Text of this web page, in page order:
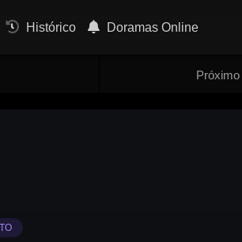
Histórico Doramas Online
Próximo